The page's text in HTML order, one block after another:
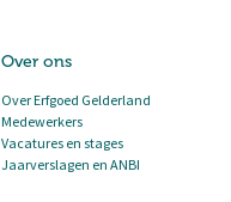
Over ons
Over Erfgoed Gelderland
Medewerkers
Vacatures en stages
Jaarverslagen en ANBI